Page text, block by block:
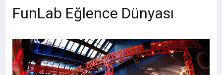
FunLab Eğlence Dünyası